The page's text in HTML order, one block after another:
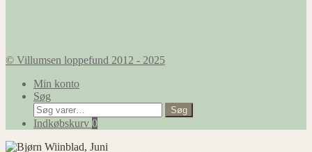
© Villumsen loppefund 2012 - 2025
Min konto
Søg
Søg
efter:
Søg
Indkøbskurv 0